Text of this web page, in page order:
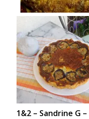
1&2 – Sandrine G